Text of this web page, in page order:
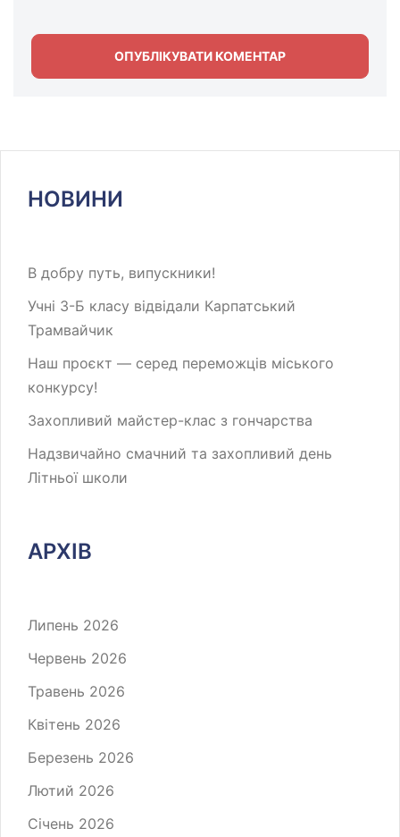
НОВИНИ
В добру путь, випускники!
Учні 3-Б класу відвідали Карпатський
Трамвайчик
Наш проєкт — серед переможців міського
конкурсу!
Захопливий майстер-клас з гончарства
Надзвичайно смачний та захопливий день
Літньої школи
АРХІВ
Липень 2026
Червень 2026
Травень 2026
Квітень 2026
Березень 2026
Лютий 2026
Січень 2026